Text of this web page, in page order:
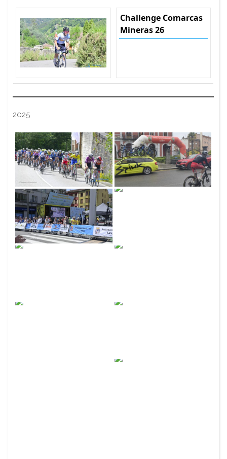
Challenge Comarcas
Mineras 26
2025